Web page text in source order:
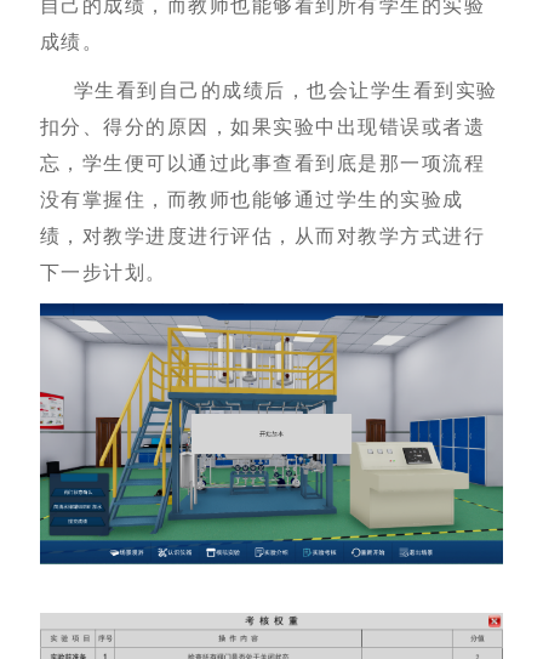
自己的成绩，而教师也能够看到所有学生的实验
成绩。
学生看到自己的成绩后，也会让学生看到实验
扣分、得分的原因，如果实验中出现错误或者遗
忘，学生便可以通过此事查看到底是那一项流程
没有掌握住，而教师也能够通过学生的实验成
绩，对教学进度进行评估，从而对教学方式进行
下一步计划。